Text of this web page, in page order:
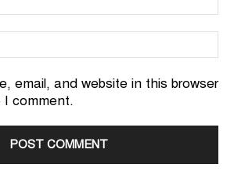
email, and website in this browser
comment.